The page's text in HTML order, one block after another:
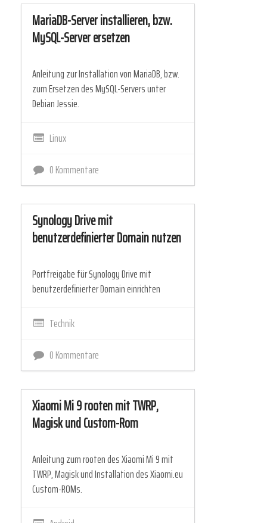
MariaDB-Server installieren, bzw.
MySQL-Server ersetzen
Anleitung zur Installation von MariaDB, bzw.
zum Ersetzen des MySQL-Servers unter
Debian Jessie.
Linux
0 Kommentare
Synology Drive mit
benutzerdefinierter Domain nutzen
Portfreigabe für Synology Drive mit
benutzerdefinierter Domain einrichten
Technik
0 Kommentare
Xiaomi Mi 9 rooten mit TWRP,
Magisk und Custom-Rom
Anleitung zum rooten des Xiaomi Mi 9 mit
TWRP, Magisk und Installation des Xiaomi.eu
Custom-ROMs.